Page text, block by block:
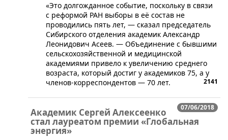
​​«Это долгожданное событие, поскольку в связи
с реформой РАН выборы в её состав не
проводились пять лет, — сказал председатель
Сибирского отделения академик Александр
Леонидович Асеев. — Объединение с бывшими
сельскохозяйственной и медицинской
академиями привело к увеличению среднего
возраста, который достиг у академиков 75, а у
членов-корреспондентов — 70 лет.
2141
07/06/2018
Академик Сергей Алексеенко
стал лауреатом премии «Глобальная
энергия»